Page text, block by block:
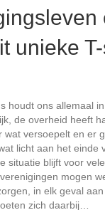
unieke
houdt ons allemaal
de overheid heeft
wat versoepelt en er
licht aan het einde
situatie blijft voor
mogen
in elk geval aan
zich daarbij…